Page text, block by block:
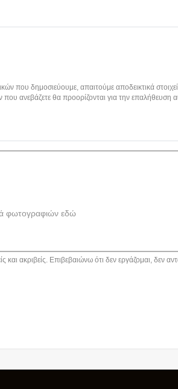
που δημοσιεύουμε, απαιτούμε αποδεικτικά
ανεβάζετε θα προορίζονται για την επαλήθευση
φωτογραφιών εδώ
ακριβείς. Επιβεβαιώνω ότι δεν εργάζομαι, δεν